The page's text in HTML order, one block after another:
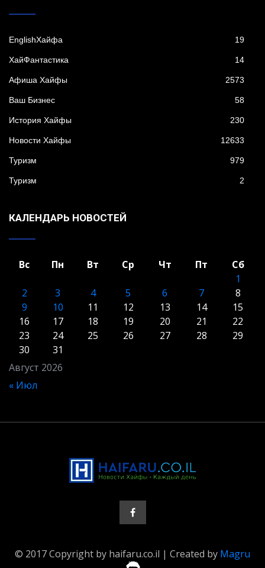
EnglishХайфа 19
XайФантастика 14
Афиша Хайфы 2573
Ваш Бизнес 58
История Хайфы 230
Новости Хайфы 12633
Туризм 979
Туризм 2
КАЛЕНДАРЬ НОВОСТЕЙ
Август 2026
Вс Пн Вт Ср Чт Пт
Сб
1
2
3 4 5 6 7
8
9
10 11 12 13 14
15
16
17 18 19 20 21
22
23
24 25 26 27 28
29
30
31
« Июл
© 2017 Copyright by haifaru.co.il | Created by Magru